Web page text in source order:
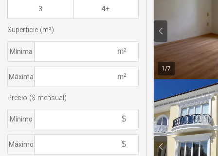
1 /7
3 4+
Superficie (m²)
Mínima
Máxima
Precio ($ mensual)
Mínimo
Máximo